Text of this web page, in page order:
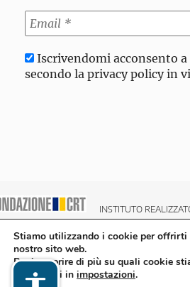
Iscrivendomi acconsento
secondo la privacy policy in
INSTITUTO
Stiamo utilizzando i cookie per offrirti
nostro sito web.
Puoi scoprire di più su quali cookie
disattivarli in impostazioni.